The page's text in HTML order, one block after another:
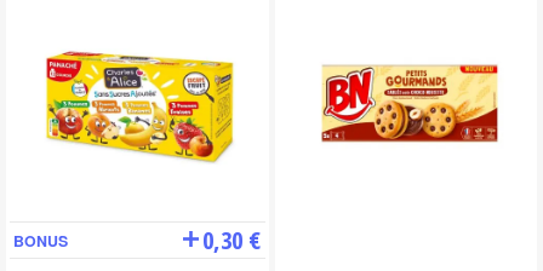
BONUS 0,30 €